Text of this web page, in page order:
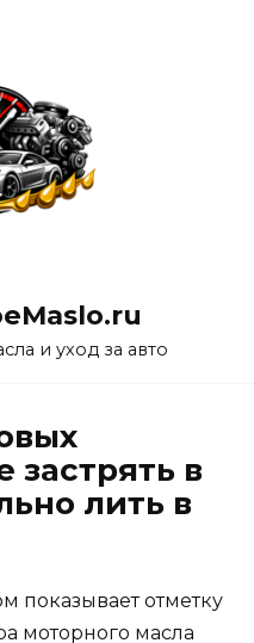
и уход за авто
застрять в
лить в
показывает отметку
моторного масла